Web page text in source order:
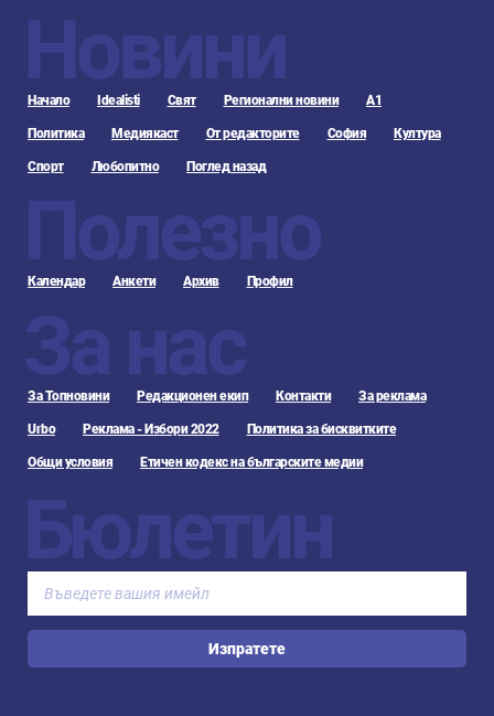
Новини
Начало Idealisti Свят Регионални новини А1
Политика Медиякаст От редакторите София Култура
Спорт Любопитно Поглед назад
Полезно
Календар Анкети Архив Профил
За нас
За Топновини Редакционен екип Контакти За реклама
Urbo Реклама - Избори 2022 Политика за бисквитките
Общи условия Етичен кодекс на българските медии
Бюлетин
Изпратете